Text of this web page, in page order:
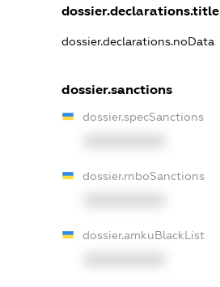
dossier.declarations.title
dossier.declarations.noData
dossier.sanctions
dossier.specSanctions
dossier.rnboSanctions
dossier.amkuBlackList